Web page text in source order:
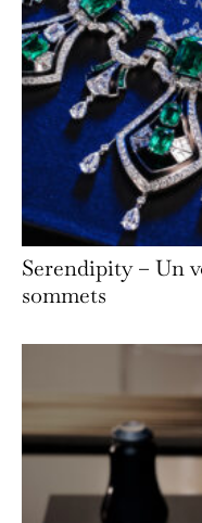
Serendipity – Un
sommets